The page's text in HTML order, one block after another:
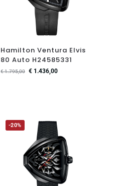
Hamilton Ventura Elvis
80 Auto H24585331
€1.795,00 € 1.436,00
-20%